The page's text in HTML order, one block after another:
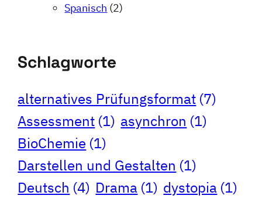
Spanisch (2)
Schlagworte
alternatives Prüfungsformat (7)
Assessment (1) asynchron (1)
BioChemie (1)
Darstellen und Gestalten (1)
Deutsch (4) Drama (1) dystopia (1)